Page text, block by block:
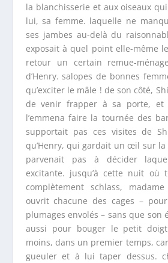
la blanchisserie et aux oiseaux
lui, sa femme. laquelle ne
ses jambes au-delà du
exposait à quel point elle-même
retour un certain remue-
d’Henry. salopes de bonnes
qu’exciter le mâle ! de son côté,
de venir frapper à sa porte, et
l’emmena faire la tournée des
supportait pas ces visites de
qu’Henry, qui gardait un œil sur la
parvenait pas à décider
excitante. jusqu’à cette nuit où
complètement schlass,
ouvrit chacune des cages –
plumages envolés – sans que son
aussi pour bouger le petit
moins, dans un premier temps,
gueuler et à lui taper dessus.